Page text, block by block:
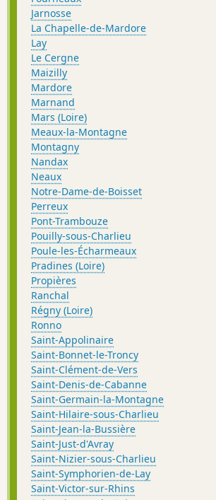
Jarnosse
La Chapelle-de-Mardore
Lay
Le Cergne
Maizilly
Mardore
Marnand
Mars (Loire)
Meaux-la-Montagne
Montagny
Nandax
Neaux
Notre-Dame-de-Boisset
Perreux
Pont-Trambouze
Pouilly-sous-Charlieu
Poule-les-Écharmeaux
Pradines (Loire)
Propières
Ranchal
Régny (Loire)
Ronno
Saint-Appolinaire
Saint-Bonnet-le-Troncy
Saint-Clément-de-Vers
Saint-Denis-de-Cabanne
Saint-Germain-la-Montagne
Saint-Hilaire-sous-Charlieu
Saint-Jean-la-Bussière
Saint-Just-d'Avray
Saint-Nizier-sous-Charlieu
Saint-Symphorien-de-Lay
Saint-Victor-sur-Rhins